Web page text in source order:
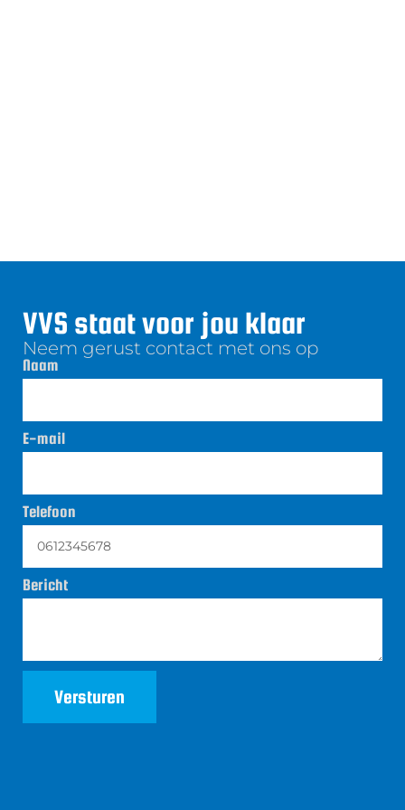
VVS staat voor jou klaar
Neem gerust contact met ons op
Naam
E-mail
Telefoon
Bericht
Versturen